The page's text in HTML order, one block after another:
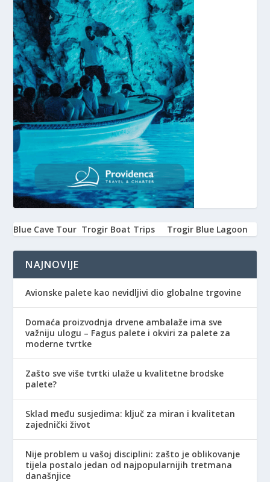
Blue Cave Tour Trogir Boat Trips Trogir Blue Lagoon
NAJNOVIJE
Avionske palete kao nevidljivi dio globalne trgovine
Domaća proizvodnja drvene ambalaže ima sve
važniju ulogu – Fagus palete i okviri za palete za
moderne tvrtke
Zašto sve više tvrtki ulaže u kvalitetne brodske
palete?
Sklad među susjedima: ključ za miran i kvalitetan
zajednički život
Nije problem u vašoj disciplini: zašto je oblikovanje
tijela postalo jedan od najpopularnijih tretmana
današnjice